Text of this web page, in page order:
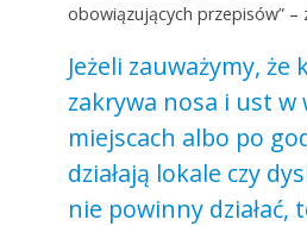
obowiązujących przepisów” –
Jeżeli zauważymy, że
zakrywa nosa i ust w
miejscach albo po
działają lokale czy
nie powinny działać,